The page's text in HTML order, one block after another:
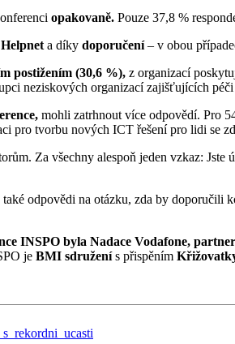
opakovaně. Pouze 37,8 %
a díky doporučení– v obou
postižením (30,6 %), z organizací
neziskových organizací zajišťujících
mohli zatrhnout více odpovědí. Pro
pro tvorbu nových ICT řešení pro lidi se
Za všechny alespoň jeden vzkaz:
odpovědi na otázku, zda by
INSPO byla Nadace Vodafone,
je BMI sdruženís přispěním